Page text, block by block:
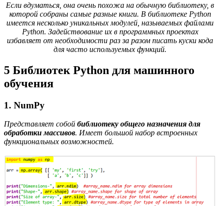
Если вдуматься, она очень похожа на обычную библиотеку, в
которой собраны самые разные книги. В библиотеке Python
имеется несколько уникальных модулей, называемых файлами
Python. Задействование их в программных проектах
избавляет от необходимости раз за разом писать куски кода
для часто используемых функций.
5 Библиотек Python для машинного
обучения
1. NumPy
Представляет собой библиотеку общего назначения для
обработки массивов. Имеет большой набор встроенных
функциональных возможностей.